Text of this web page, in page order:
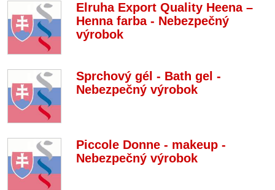
Elruha Export Quality Heena –
Henna farba - Nebezpečný
výrobok
Sprchový gél - Bath gel -
Nebezpečný výrobok
Piccole Donne - makeup -
Nebezpečný výrobok